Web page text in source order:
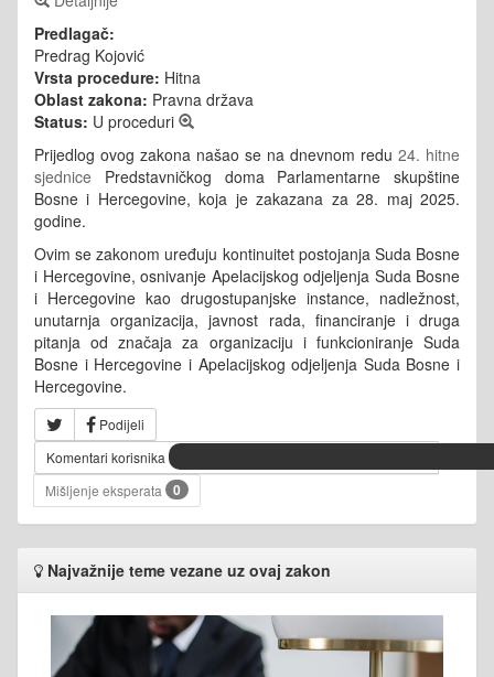
Predlagač:
Predrag Kojović
Vrsta procedure: Hitna
Oblast zakona: Pravna država
Status: U proceduri
Prijedlog ovog zakona našao se na dnevnom redu 24. hitne
sjednice Predstavničkog doma Parlamentarne skupštine
Bosne i Hercegovine, koja je zakazana za 28. maj 2025.
godine.
Ovim se zakonom uređuju kontinuitet postojanja Suda Bosne
i Hercegovine, osnivanje Apelacijskog odjeljenja Suda Bosne
i Hercegovine kao drugostupanjske instance, nadležnost,
unutarnja organizacija, javnost rada, financiranje i druga
pitanja od značaja za organizaciju i funkcioniranje Suda
Bosne i Hercegovine i Apelacijskog odjeljenja Suda Bosne i
Hercegovine.
Podijeli
Komentari korisnika
Mišljenje eksperata
0
Najvažnije teme vezane uz ovaj zakon